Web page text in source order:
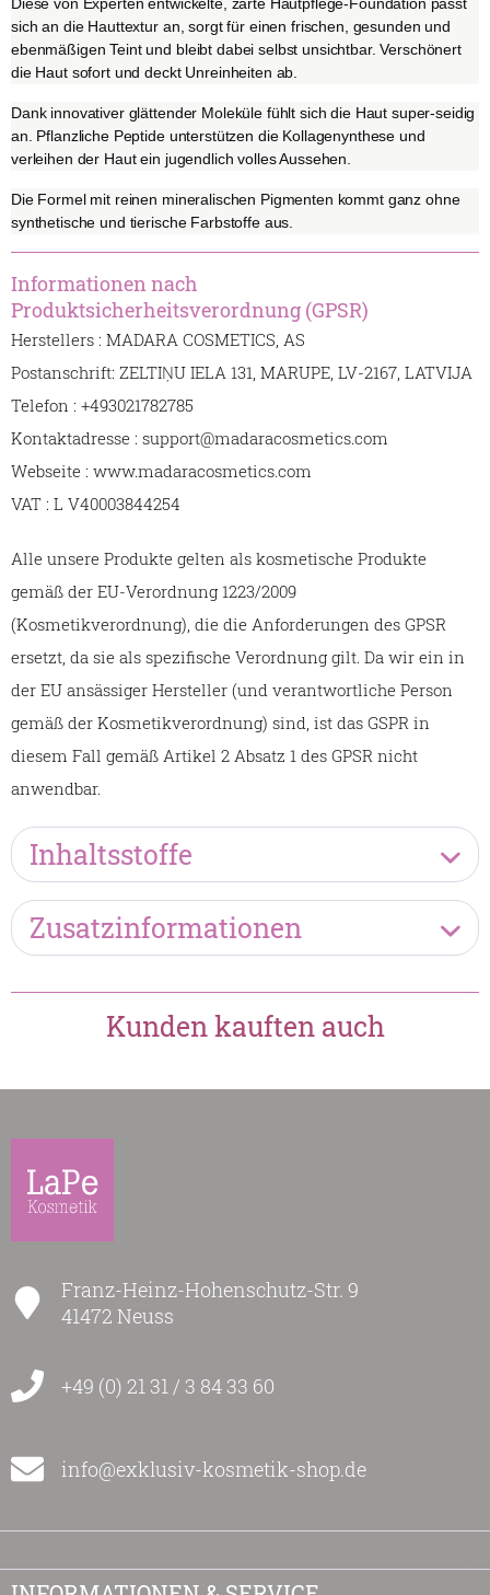
Diese von Experten entwickelte, zarte Hautpflege-Foundation passt
sich an die Hauttextur an, sorgt für einen frischen, gesunden und
ebenmäßigen Teint und bleibt dabei selbst unsichtbar. Verschönert
die Haut sofort und deckt Unreinheiten ab.
Dank innovativer glättender Moleküle fühlt sich die Haut super-seidig
an. Pflanzliche Peptide unterstützen die Kollagenynthese und
verleihen der Haut ein jugendlich volles Aussehen.
Die Formel mit reinen mineralischen Pigmenten kommt ganz ohne
synthetische und tierische Farbstoffe aus.
Informationen nach
Produktsicherheitsverordnung (GPSR)
Herstellers : MADARA COSMETICS, AS
Postanschrift: ZELTIŅU IELA 131, MARUPE, LV-2167, LATVIJA
Telefon : +493021782785
Kontaktadresse : support@madaracosmetics.com
Webseite : www.madaracosmetics.com
VAT : L V40003844254
Alle unsere Produkte gelten als kosmetische Produkte
gemäß der EU-Verordnung 1223/2009
(Kosmetikverordnung), die die Anforderungen des GPSR
ersetzt, da sie als spezifische Verordnung gilt. Da wir ein in
der EU ansässiger Hersteller (und verantwortliche Person
gemäß der Kosmetikverordnung) sind, ist das GSPR in
diesem Fall gemäß Artikel 2 Absatz 1 des GPSR nicht
anwendbar.
Inhaltsstoffe
Zusatzinformationen
Kunden kauften auch
Franz-Heinz-Hohenschutz-Str. 9
41472 Neuss
+49 (0) 21 31 / 3 84 33 60
info@exklusiv-kosmetik-shop.de